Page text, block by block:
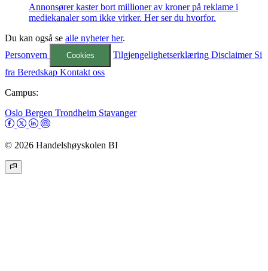
Annonsører kaster bort millioner av kroner på reklame i
mediekanaler som ikke virker. Her ser du hvorfor.
Du kan også se alle nyheter her.
Personvern
Cookies TilgjengelighetserklæringDisclaimer Si
fra Beredskap Kontakt oss
Campus:
Oslo Bergen Trondheim Stavanger
© 2026 Handelshøyskolen BI